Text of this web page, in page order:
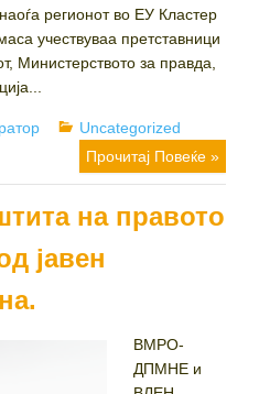
регионот во ЕУ Кластер
учествуваа претставници
Министерството за правда,
Categories
Uncategorized
Прочитај Повеќе »
на правото
јавен
ВМРО-
ДПМНЕ и